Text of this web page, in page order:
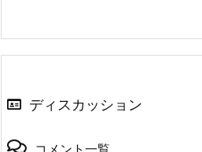
ディスカッション
コメント一覧